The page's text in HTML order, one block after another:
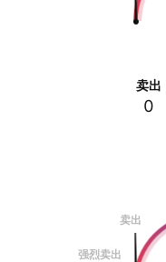
卖出
0
卖出
强烈卖出